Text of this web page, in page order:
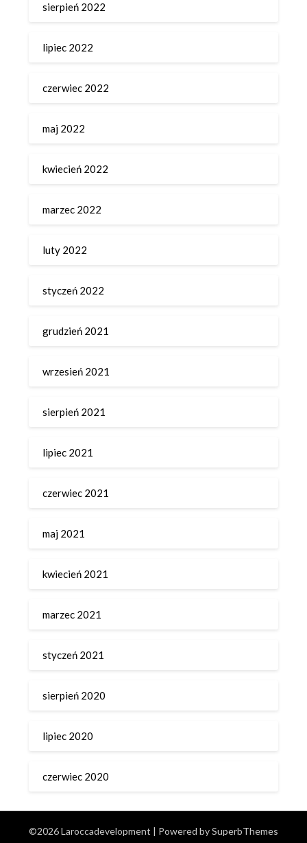
sierpień 2022
lipiec 2022
czerwiec 2022
maj 2022
kwiecień 2022
marzec 2022
luty 2022
styczeń 2022
grudzień 2021
wrzesień 2021
sierpień 2021
lipiec 2021
czerwiec 2021
maj 2021
kwiecień 2021
marzec 2021
styczeń 2021
sierpień 2020
lipiec 2020
czerwiec 2020
©2026 Laroccadevelopment | Powered bySuperbThemes